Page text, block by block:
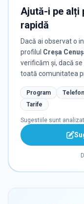
Ajută-i pe alți
rapidă
Dacă ai observat o
profilul Creșa
verificăm și, dacă
toată comunitatea
Program Telefon
Tarife
Sugestiile sunt